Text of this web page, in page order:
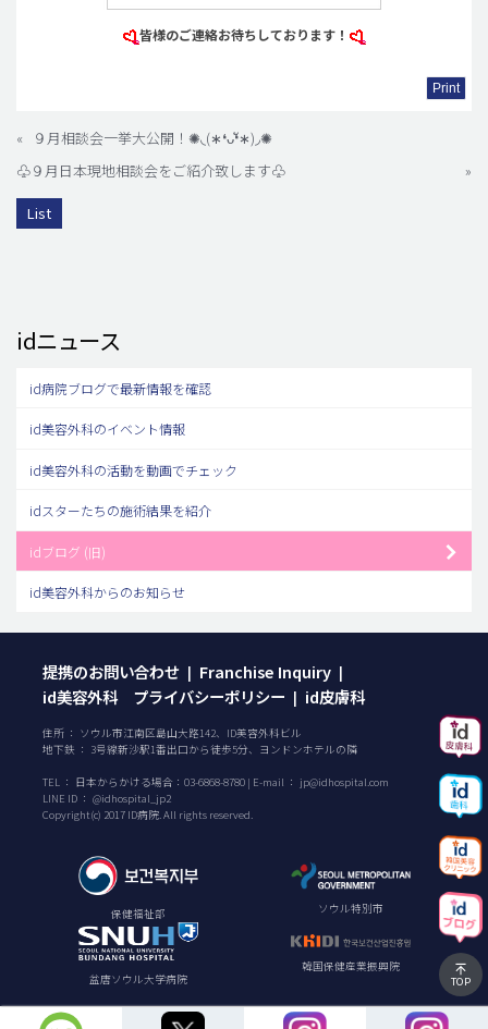
皆様のご連絡お待ちしております！
Print
«
９月相談会一挙大公開！✺◟(∗❛ᴗ❛ั∗)◞✺
♧９月日本現地相談会をご紹介致します♧
»
List
idニュース
id病院ブログで最新情報を確認
id美容外科のイベント情報
id美容外科の活動を動画でチェック
idスターたちの施術結果を紹介
idブログ (旧)
id美容外科からのお知らせ
提携のお問い合わせ | Franchise Inquiry |
id美容外科 プライバシーポリシー | id皮膚科
住所 ： ソウル市江南区島山大路142、ID美容外科ビル
地下鉄 ： 3号線新沙駅1番出口から徒歩5分、ヨンドンホテルの隣
TEL ： 日本からかける場合： 03-6868-8780 | E-mail ： jp@idhospital.com
LINE ID ： @idhospital_jp2
Copyright(c) 2017 ID病院. All rights reserved.
保健福祉部 ソウル特別市
盆唐ソウル大学病院
韓国保健産業振興院
TOP